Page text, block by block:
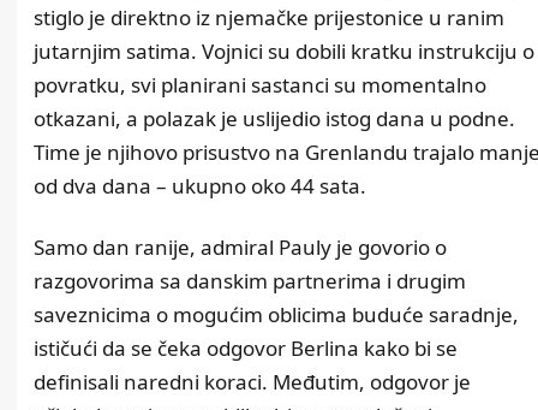
stiglo je direktno iz njemačke prijestonice u ranim
jutarnjim satima. Vojnici su dobili kratku instrukciju o
povratku, svi planirani sastanci su momentalno
otkazani, a polazak je uslijedio istog dana u podne.
Time je njihovo prisustvo na Grenlandu trajalo
od dva dana – ukupno oko 44 sata.
Samo dan ranije, admiral Pauly je govorio o
razgovorima sa danskim partnerima i drugim
saveznicima o mogućim oblicima buduće saradnje,
ističući da se čeka odgovor Berlina kako bi se
definisali naredni koraci. Međutim, odgovor je